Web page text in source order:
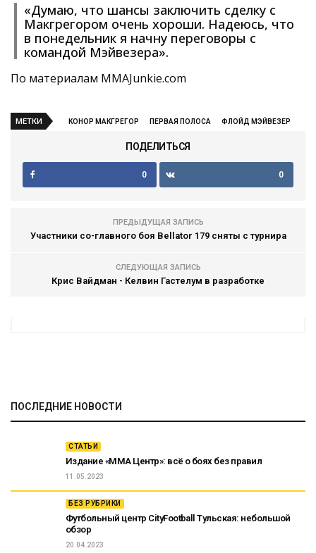
«Думаю, что шансы заключить сделку с
Макгрегором очень хороши. Надеюсь, что
в понедельник я начну переговоры с
командой Мэйвезера».
По материалам MMAJunkie.com
МЕТКИ КОНОР МАКГРЕГОР ПЕРВАЯ ПОЛОСА ФЛОЙД МЭЙВЕЗЕР
ПОДЕЛИТЬСЯ
0 0
ПРЕДЫДУЩАЯ ЗАПИСЬ
Участники со-главного боя Bellator 179 сняты с турнира
СЛЕДУЮЩАЯ ЗАПИСЬ
Крис Вайдман - Келвин Гастелум в разработке
ПОСЛЕДНИЕ НОВОСТИ
СТАТЬИ
Издание «ММА Центр»: всё о боях без правил
11.05.2023
БЕЗ РУБРИКИ
Футбольный центр CityFootball Тульская: небольшой
обзор
20.04.2023